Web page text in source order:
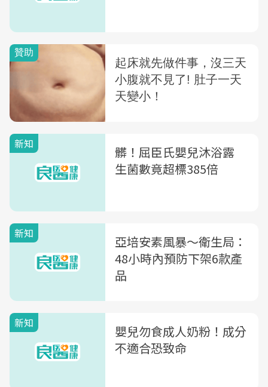
新知
髒！屈臣氏嬰兒沐浴露
生菌數竟超標385倍
新知
亞培安素風暴〜衛生局：
48小時內預防下架6款產
品
新知
嬰兒勿食成人奶粉！成分
不適合恐致命